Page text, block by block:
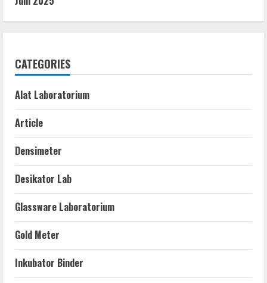
CATEGORIES
Alat Laboratorium
Article
Densimeter
Desikator Lab
Glassware Laboratorium
Gold Meter
Inkubator Binder